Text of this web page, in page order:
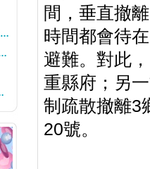
間，垂直撤
時間都會待
避難。對此
重縣府；另
制疏散撤離3
20號。